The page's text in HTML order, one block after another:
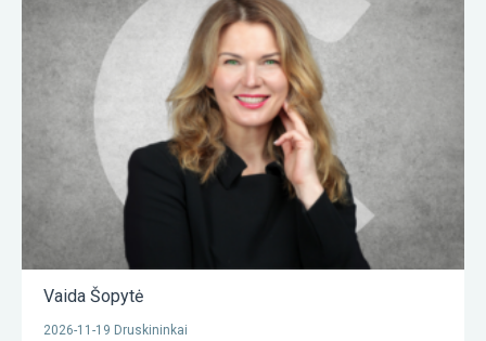
Vaida Šopytė
2026-11-19 Druskininkai